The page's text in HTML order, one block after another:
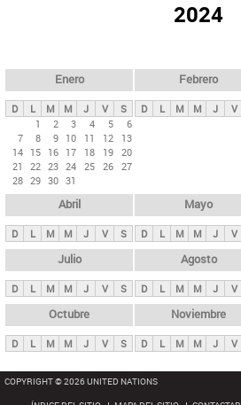
ds
p
n
i
p
a
l
s
2024
Enero
D L M M J V
S
1
2 3 4 5
6
7
8 9 10 11 12
13
14 15 16 17 18 19 20
21
22 23 24 25 26 27
28 29 30 31
Febrero
D L M M J V
Abril
D L M M J V S
Mayo
D L M M J V
Julio
D L M M J V S
Agosto
D L M M J V
Octubre
D L M M J V S
Noviembre
D L M M J V
COPYRIGHT © 2026 UNITED NATIONS